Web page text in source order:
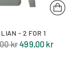
- 2 FOR 1
kr499,00 kr